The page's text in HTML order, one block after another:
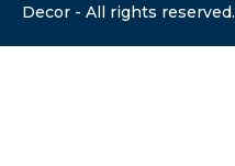
Decor - All rights reserved.